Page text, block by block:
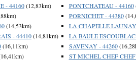
- 44160(12,83km)
(14,53km)
- 44410(14,81km)
(16,11km)
PONTCHATEAU - 44160
PORNICHET - 44380
LA CHAPELLE
LA BAULE ESCOUBLAC
SAVENAY - 44260
ST MICHEL CHEF